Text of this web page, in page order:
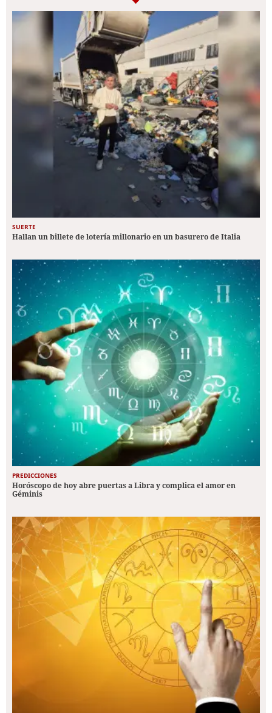
SUERTE
Hallan un billete de lotería millonario en un basurero de Italia
PREDICCIONES
Horóscopo de hoy abre puertas a Libra y complica el amor en
Géminis